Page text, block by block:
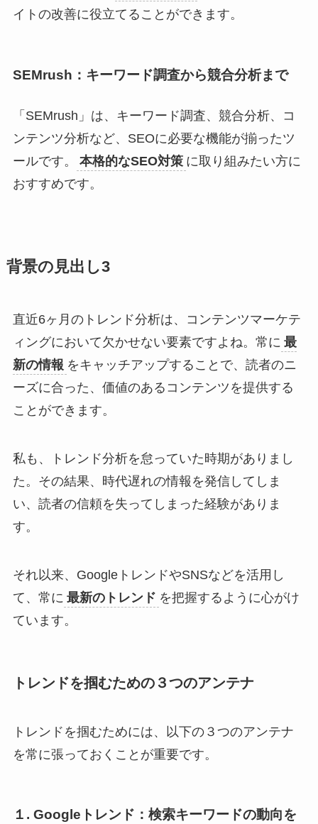
イトの改善に役立てることができます。
SEMrush：キーワード調査から競合分析まで
「SEMrush」は、キーワード調査、競合分析、コ
ンテンツ分析など、SEOに必要な機能が揃ったツ
ールです。
本格的なSEO対策 に取り組みたい方に
おすすめです。
背景の見出し3
直近6ヶ月のトレンド分析は、コンテンツマーケテ
ィングにおいて欠かせない要素ですよね。常に 最
新の情報 をキャッチアップすることで、読者のニ
ーズに合った、価値のあるコンテンツを提供する
ことができます。
私も、トレンド分析を怠っていた時期がありまし
た。その結果、時代遅れの情報を発信してしま
い、読者の信頼を失ってしまった経験がありま
す。
それ以来、GoogleトレンドやSNSなどを活用し
て、常に 最新のトレンド を把握するように心がけ
ています。
トレンドを掴むための３つのアンテナ
トレンドを掴むためには、以下の３つのアンテナ
を常に張っておくことが重要です。
１. Googleトレンド：検索キーワードの動向を